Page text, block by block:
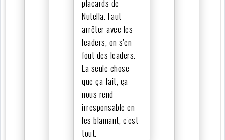
Nutella. Faut
arrêter avec les
leaders, on s'en
fout des leaders.
La seule chose
que ça fait, ça
nous rend
irresponsable en
les blamant, c'est
tout.